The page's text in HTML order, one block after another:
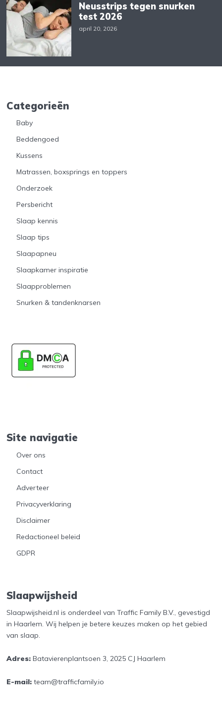
Neusstrips tegen snurken
test 2026
april 20, 2026
Categorieën
Baby
Beddengoed
Kussens
Matrassen, boxsprings en toppers
Onderzoek
Persbericht
Slaap kennis
Slaap tips
Slaapapneu
Slaapkamer inspiratie
Slaapproblemen
Snurken & tandenknarsen
Site navigatie
Over ons
Contact
Adverteer
Privacyverklaring
Disclaimer
Redactioneel beleid
GDPR
Slaapwijsheid
Slaapwijsheid.nl is onderdeel van Traffic Family B.V., gevestigd
in Haarlem. Wij helpen je betere keuzes maken op het gebied
van slaap.
Adres:Batavierenplantsoen 3, 2025 CJ Haarlem
E-mail:team@trafficfamily.io